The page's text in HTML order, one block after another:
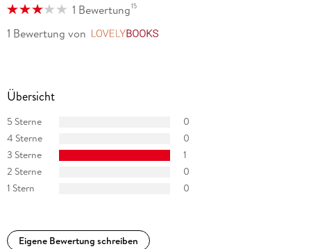
1 Bewertung15
1 Bewertung von
Übersicht
5 Sterne
0
4 Sterne
0
3 Sterne
1
2 Sterne
0
1 Stern
0
Eigene Bewertung schreiben